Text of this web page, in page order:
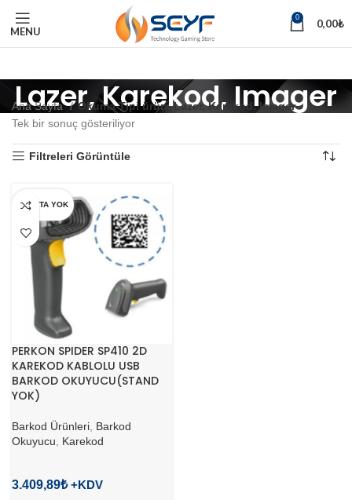
MENU
0 0,00₺
Lazer, Karekod, Imager
Ana Sayfa Okuma Tipi ürün Lazer, Karekod, Imager
Tek bir sonuç gösteriliyor
Filtreleri Görüntüle
STOKTA YOK
PERKON SPIDER SP410 2D
KAREKOD KABLOLU USB
BARKOD OKUYUCU(STAND
YOK)
Barkod Ürünleri Barkod
Okuyucu
Karekod
3.409,89₺